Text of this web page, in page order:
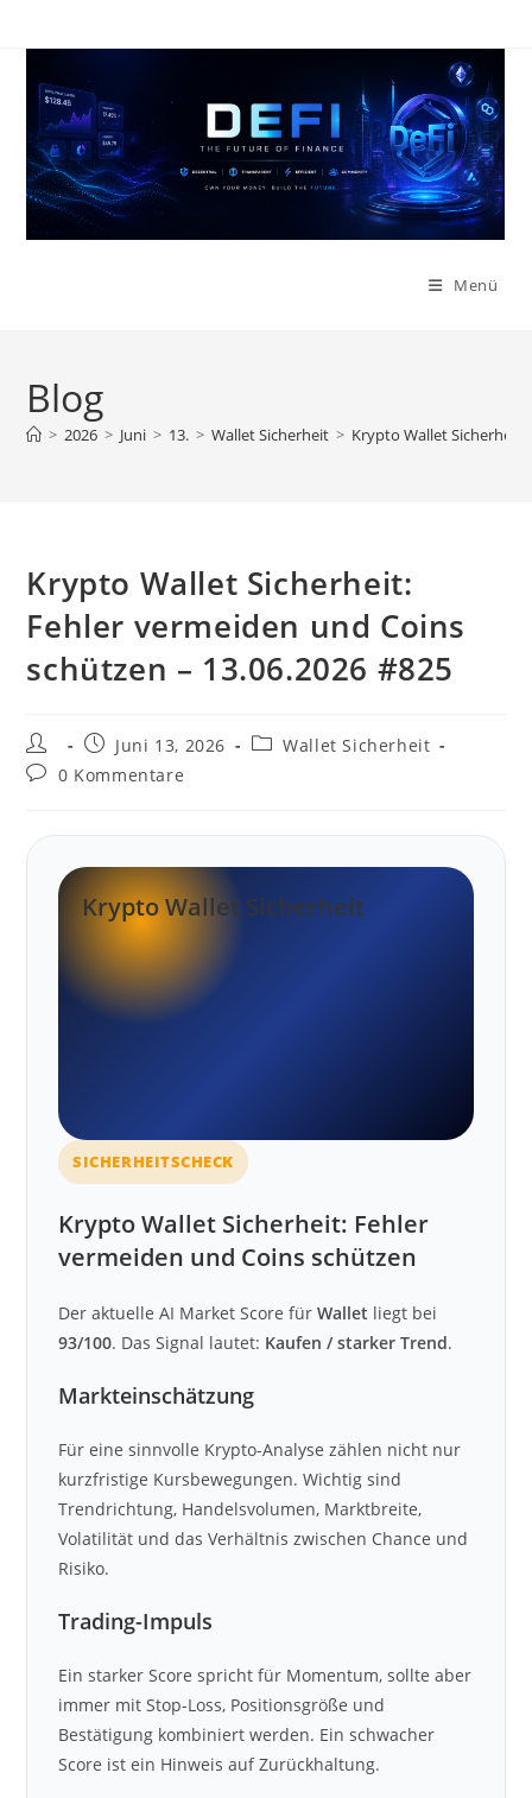
Inhalt
Menü
Blog
> 2026 > Juni > 13. > Wallet Sicherheit > Krypto Wallet Sicherheit:
Krypto Wallet Sicherheit:
Fehler vermeiden und Coins
schützen – 13.06.2026 #825
Beitrags-
Autor:
Beitrag
veröffentlicht:
Juni 13, 2026
Beitrags-
Wallet Sicherheit
Beitrags-
0 Kommentare
Krypto Wallet Sicherheit
SICHERHEITSCHECK
Krypto Wallet Sicherheit: Fehler
vermeiden und Coins schützen
Der aktuelle AI Market Score fürWallet liegt bei
93/100. Das Signal lautet: Kaufen / starker Trend.
Markteinschätzung
Für eine sinnvolle Krypto-Analyse zählen nicht nur
kurzfristige Kursbewegungen. Wichtig sind
Trendrichtung, Handelsvolumen, Marktbreite,
Volatilität und das Verhältnis zwischen Chance und
Risiko.
Trading-Impuls
Ein starker Score spricht für Momentum, sollte aber
immer mit Stop-Loss, Positionsgröße und
Bestätigung kombiniert werden. Ein schwacher
Score ist ein Hinweis auf Zurückhaltung.